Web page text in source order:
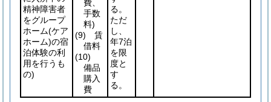
費、
手数
料)
(9) 賃
借料
(10)
備品
購入
費
精神障害者
をグループ
ホーム(ケア
ホーム)の宿
泊体験の利
用を行うも
の)
る。
ただ
し、
年7泊
を限
度と
す
る。